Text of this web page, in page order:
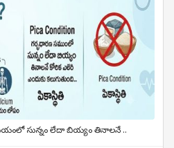
సున్నం లేదా బియ్యం తినాలనే ..